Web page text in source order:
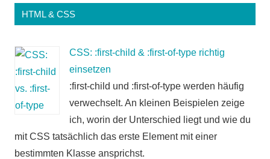
HTML & CSS
CSS: :first-child & :first-of-type richtig
einsetzen
:first-child und :first-of-type werden häufig
verwechselt. An kleinen Beispielen zeige
ich, worin der Unterschied liegt und wie du
mit CSS tatsächlich das erste Element mit einer
bestimmten Klasse ansprichst.